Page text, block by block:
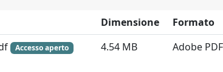
Dimensione
Formato
Accesso aperto 4.54 MB Adobe PDF